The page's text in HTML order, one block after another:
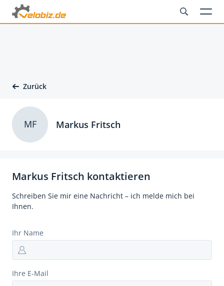
Zurück
Markus Fritsch kontaktieren
Schreiben Sie mir eine Nachricht – ich melde mich bei
Ihnen.
Ihr Name
Ihre E-Mail
MF Markus Fritsch